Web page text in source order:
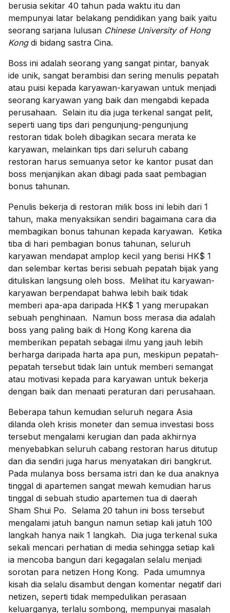
berusia sekitar 40 tahun pada waktu itu dan
mempunyai latar belakang pendidikan yang baik yaitu
seorang sarjana lulusan Chinese University of Hong
Kong di bidang sastra Cina.
Boss ini adalah seorang yang sangat pintar, banyak
ide unik, sangat berambisi dan sering menulis pepatah
atau puisi kepada karyawan-karyawan untuk menjadi
seorang karyawan yang baik dan mengabdi kepada
perusahaan. Selain itu dia juga terkenal sangat pelit,
seperti uang tips dari pengunjung-pengunjung
restoran tidak boleh dibagikan secara merata ke
karyawan, melainkan tips dari seluruh cabang
restoran harus semuanya setor ke kantor pusat dan
boss menjanjikan akan dibagi pada saat pembagian
bonus tahunan.
Penulis bekerja di restoran milik boss ini lebih dari 1
tahun, maka menyaksikan sendiri bagaimana cara dia
membagikan bonus tahunan kepada karyawan. Ketika
tiba di hari pembagian bonus tahunan, seluruh
karyawan mendapat amplop kecil yang berisi HK$ 1
dan selembar kertas berisi sebuah pepatah bijak yang
dituliskan langsung oleh boss. Melihat itu karyawan-
karyawan berpendapat bahwa lebih baik tidak
memberi apa-apa daripada HK$ 1 yang merupakan
sebuah penghinaan. Namun boss merasa dia adalah
boss yang paling baik di Hong Kong karena dia
memberikan pepatah sebagai ilmu yang jauh lebih
berharga daripada harta apa pun, meskipun pepatah-
pepatah tersebut tidak lain untuk memberi semangat
atau motivasi kepada para karyawan untuk bekerja
dengan baik dan menaati peraturan dari perusahaan.
Beberapa tahun kemudian seluruh negara Asia
dilanda oleh krisis moneter dan semua investasi boss
tersebut mengalami kerugian dan pada akhirnya
menyebabkan seluruh cabang restoran harus ditutup
dan dia sendiri juga harus menyatakan diri bangkrut.
Pada mulanya boss bersama istri dan ke dua anaknya
tinggal di apartemen sangat mewah kemudian harus
tinggal di sebuah studio apartemen tua di daerah
Sham Shui Po. Selama 20 tahun ini boss tersebut
mengalami jatuh bangun namun setiap kali jatuh 100
langkah hanya naik 1 langkah. Dia juga terkenal suka
sekali mencari perhatian di media sehingga setiap kali
ia mencoba bangun dari kegagalan selalu menjadi
sorotan para netizen Hong Kong. Pada umumnya
kisah dia selalu disambut dengan komentar negatif dari
netizen, seperti tidak mempedulikan perasaan
keluarganya, terlalu sombong, mempunyai masalah